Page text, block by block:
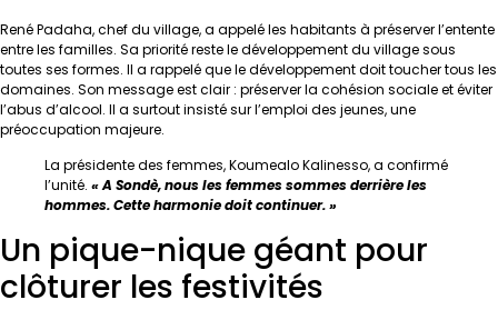
René Padaha, chef du village, a appelé les habitants à préserver l’entente
entre les familles. Sa priorité reste le développement du village sous
toutes ses formes. Il a rappelé que le développement doit toucher tous les
domaines. Son message est clair : préserver la cohésion sociale et éviter
l’abus d’alcool. Il a surtout insisté sur l’emploi des jeunes, une
préoccupation majeure.
La présidente des femmes, Koumealo Kalinesso, a confirmé
l’unité. « A Sondè, nous les femmes sommes derrière les
hommes. Cette harmonie doit continuer. »
Un pique-nique géant pour
clôturer les festivités